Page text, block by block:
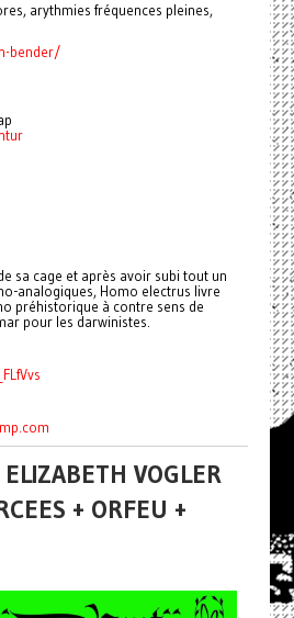
arythmies fréquences pleines,
bender/
sa cage et après avoir subi tout un
analogiques, Homo electrus livre
préhistorique à contre sens de
pour les darwinistes.
VOGLER
+ ORFEU +